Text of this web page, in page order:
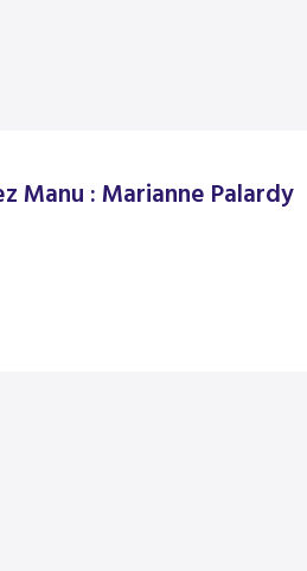
Manu : Marianne Palardy